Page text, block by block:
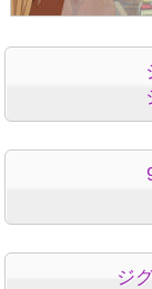
ジ